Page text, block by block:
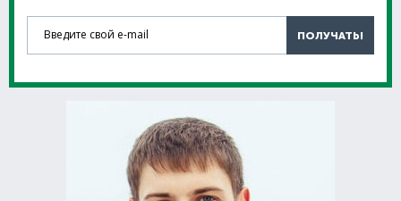
ПОЛУЧАТЬ!